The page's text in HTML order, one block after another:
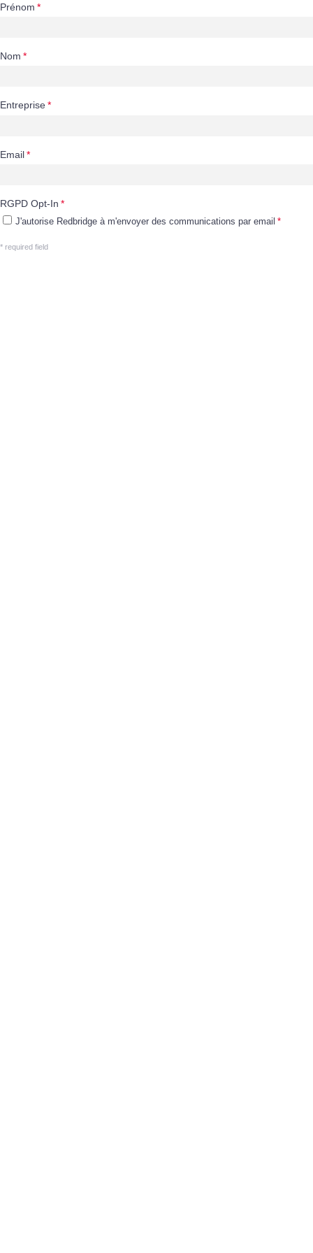
Prénom
Nom
Entreprise
Email
RGPD Opt-In
J'autorise Redbridge à m'envoyer des communications par email
* required field